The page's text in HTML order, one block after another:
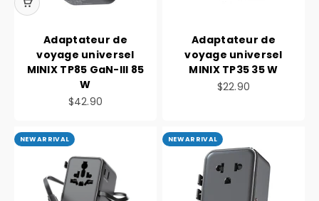
Adaptateur de
voyage universel
MINIX TP85 GaN-III 85
W
Prix de vente
$42.90
Adaptateur de
voyage universel
MINIX TP35 35 W
Prix de vente
$22.90
NEW ARRIVAL NEW ARRIVAL